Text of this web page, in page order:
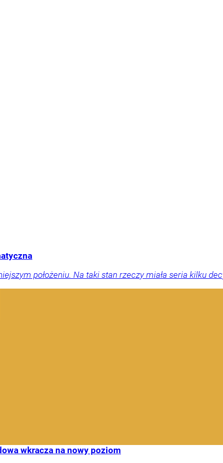
położeniu. Na taki stan rzeczy miała seria kilku
wkracza na nowy poziom